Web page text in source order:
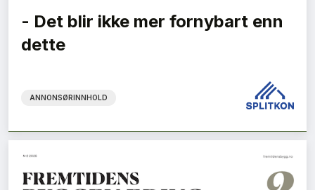
- Det blir ikke mer fornybart enn
dette
ANNONSØRINNHOLD